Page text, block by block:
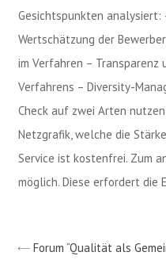
Gesichtspunkten
Wertschätzung der
im Verfahren –
Verfahrens – Diversity-
Check auf zwei Arten
Netzgrafik, welche die
Service ist kostenfrei. Zum
möglich. Diese erfordert die
Forum “Qualität als